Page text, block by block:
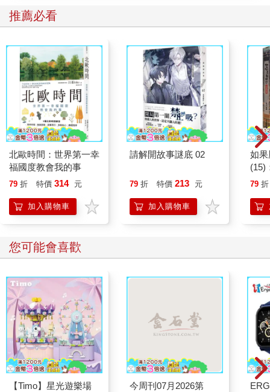
推薦必看
北歐時間：世界第一幸
福國度教會我的事
79 折 特價 314 元
加入購物車
請解開故事謎底 02
79 折 特價 213 元
加入購物車
如
(15)
貓
79 折
您可能會喜歡
【Timo】星光遊樂場
今周刊07月2026第